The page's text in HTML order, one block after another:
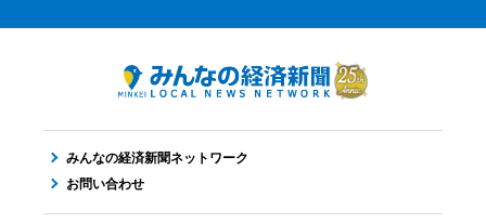
みんなの経済新聞ネットワーク
お問い合わせ